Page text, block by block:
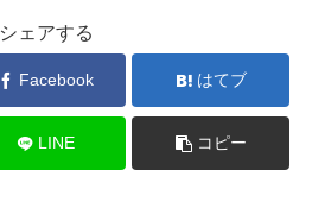
シェアする
Facebook はてブ
LINE コピー